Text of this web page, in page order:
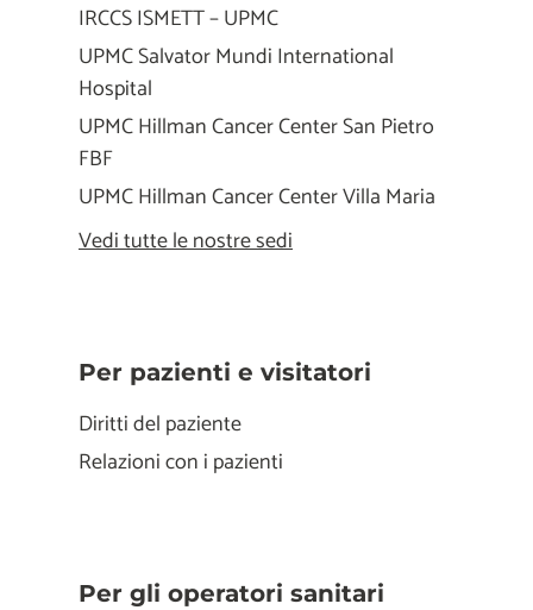
IRCCS ISMETT – UPMC
UPMC Salvator Mundi International
Hospital
UPMC Hillman Cancer Center San Pietro
FBF
UPMC Hillman Cancer Center Villa Maria
Vedi tutte le nostre sedi
Per pazienti e visitatori
Diritti del paziente
Relazioni con i pazienti
Per gli operatori sanitari